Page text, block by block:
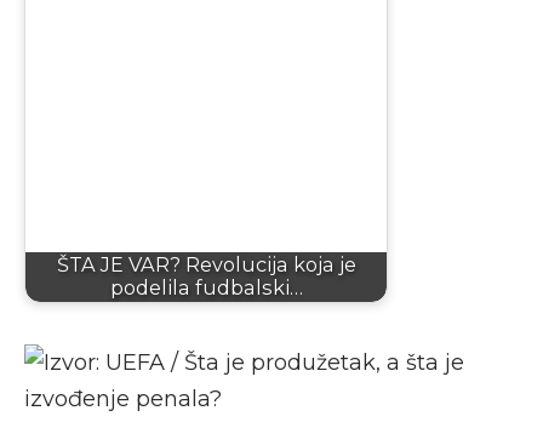
ŠTA JE VAR? Revolucija koja je
podelila fudbalski…